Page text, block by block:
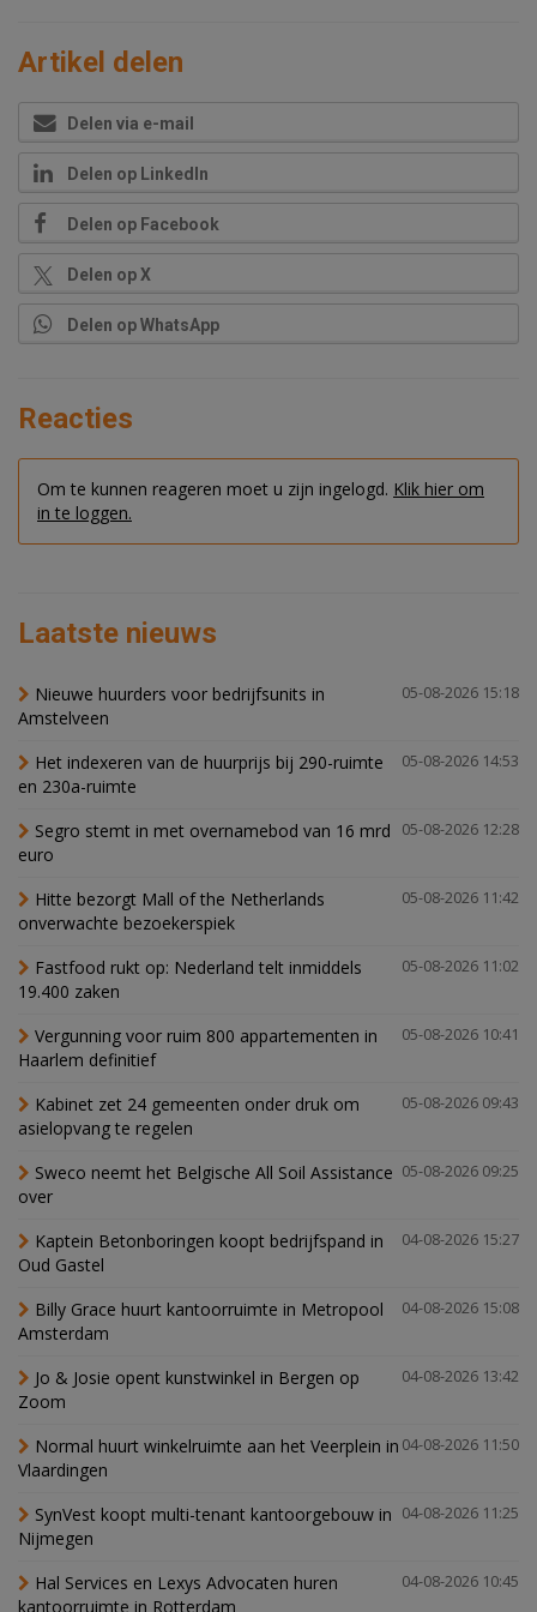
Artikel delen
Delen via e-mail
Delen op LinkedIn
Delen op Facebook
Delen op X
Delen op WhatsApp
Reacties
Om te kunnen reageren moet u zijn ingelogd. Klik hier om
in te loggen.
Laatste nieuws
05-08-2026 15:18
Nieuwe huurders voor bedrijfsunits in
Amstelveen
05-08-2026 14:53
Het indexeren van de huurprijs bij 290-ruimte
en 230a-ruimte
05-08-2026 12:28
Segro stemt in met overnamebod van 16 mrd
euro
05-08-2026 11:42
Hitte bezorgt Mall of the Netherlands
onverwachte bezoekerspiek
05-08-2026 11:02
Fastfood rukt op: Nederland telt inmiddels
19.400 zaken
05-08-2026 10:41
Vergunning voor ruim 800 appartementen in
Haarlem definitief
05-08-2026 09:43
Kabinet zet 24 gemeenten onder druk om
asielopvang te regelen
05-08-2026 09:25
Sweco neemt het Belgische All Soil Assistance
over
04-08-2026 15:27
Kaptein Betonboringen koopt bedrijfspand in
Oud Gastel
04-08-2026 15:08
Billy Grace huurt kantoorruimte in Metropool
Amsterdam
04-08-2026 13:42
Jo & Josie opent kunstwinkel in Bergen op
Zoom
04-08-2026 11:50
Normal huurt winkelruimte aan het Veerplein in
Vlaardingen
04-08-2026 11:25
SynVest koopt multi-tenant kantoorgebouw in
Nijmegen
04-08-2026 10:45
Hal Services en Lexys Advocaten huren
kantoorruimte in Rotterdam